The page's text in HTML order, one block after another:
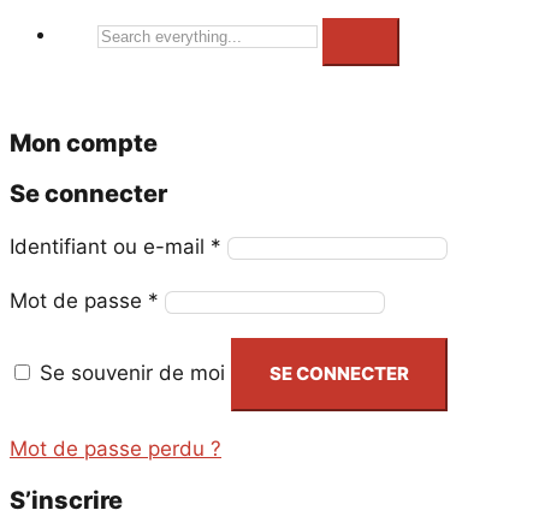
Search
Mon compte
Se connecter
Identifiant ou e-mail * Obligatoire
Mot de passe * Obligatoire
Se souvenir de moi SE CONNECTER
Mot de passe perdu ?
S’inscrire